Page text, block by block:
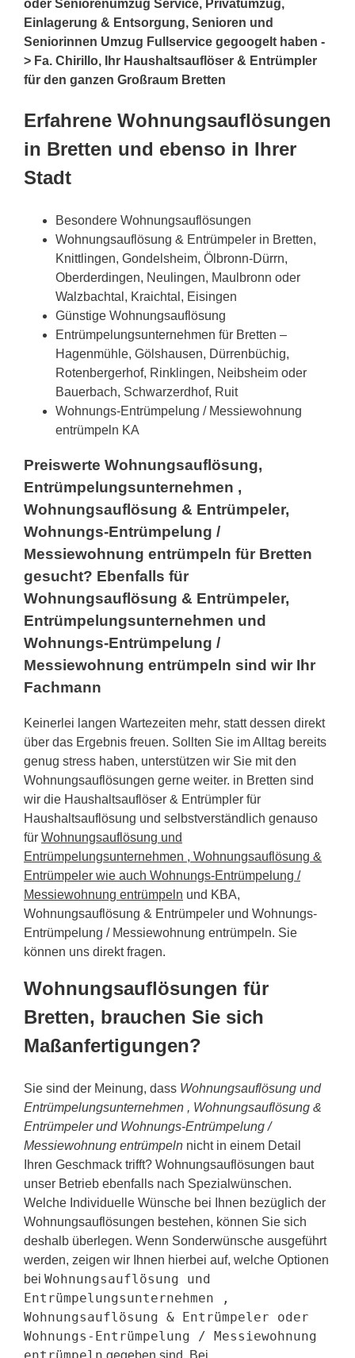
oder Seniorenumzug Service, Privatumzug,
Einlagerung & Entsorgung, Senioren und
Seniorinnen Umzug Fullservice gegoogelt haben -
> Fa. Chirillo, Ihr Haushaltsauflöser & Entrümpler
für den ganzen Großraum Bretten
Erfahrene Wohnungsauflösungen
in Bretten und ebenso in Ihrer
Stadt
Besondere Wohnungsauflösungen
Wohnungsauflösung & Entrümpeler in Bretten,
Knittlingen, Gondelsheim, Ölbronn-Dürrn,
Oberderdingen, Neulingen, Maulbronn oder
Walzbachtal, Kraichtal, Eisingen
Günstige Wohnungsauflösung
Entrümpelungsunternehmen für Bretten –
Hagenmühle, Gölshausen, Dürrenbüchig,
Rotenbergerhof, Rinklingen, Neibsheim oder
Bauerbach, Schwarzerdhof, Ruit
Wohnungs-Entrümpelung / Messiewohnung
entrümpeln KA
Preiswerte Wohnungsauflösung,
Entrümpelungsunternehmen ,
Wohnungsauflösung & Entrümpeler,
Wohnungs-Entrümpelung /
Messiewohnung entrümpeln für Bretten
gesucht? Ebenfalls für
Wohnungsauflösung & Entrümpeler,
Entrümpelungsunternehmen und
Wohnungs-Entrümpelung /
Messiewohnung entrümpeln sind wir Ihr
Fachmann
Keinerlei langen Wartezeiten mehr, statt dessen direkt
über das Ergebnis freuen. Sollten Sie im Alltag bereits
genug stress haben, unterstützen wir Sie mit den
Wohnungsauflösungen gerne weiter. in Bretten sind
wir die Haushaltsauflöser & Entrümpler für
Haushaltsauflösung und selbstverständlich genauso
für Wohnungsauflösung und
Entrümpelungsunternehmen , Wohnungsauflösung &
Entrümpeler wie auch Wohnungs-Entrümpelung /
Messiewohnung entrümpeln und KBA,
Wohnungsauflösung & Entrümpeler und Wohnungs-
Entrümpelung / Messiewohnung entrümpeln. Sie
können uns direkt fragen.
Wohnungsauflösungen für
Bretten, brauchen Sie sich
Maßanfertigungen?
Sie sind der Meinung, dass Wohnungsauflösung und
Entrümpelungsunternehmen , Wohnungsauflösung &
Entrümpeler und Wohnungs-Entrümpelung /
Messiewohnung entrümpeln nicht in einem Detail
Ihren Geschmack trifft? Wohnungsauflösungen baut
unser Betrieb ebenfalls nach Spezialwünschen.
Welche Individuelle Wünsche bei Ihnen bezüglich der
Wohnungsauflösungen bestehen, können Sie sich
deshalb überlegen. Wenn Sonderwünsche ausgeführt
werden, zeigen wir Ihnen hierbei auf, welche Optionen
bei Wohnungsauflösung und
Entrümpelungsunternehmen ,
Wohnungsauflösung & Entrümpeler oder
Wohnungs-Entrümpelung / Messiewohnung